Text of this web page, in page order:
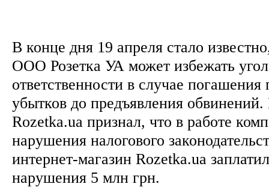
В конце дня 19 апреля стало
ООО Розетка УА может избежать
ответственности в случае
убытков до предъявления обвинений.
Rozetka.ua признал, что в работе
нарушения налогового
интернет-магазин Rozetka.ua
нарушения 5 млн грн.